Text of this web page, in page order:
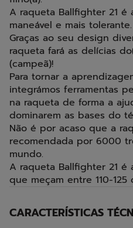
A raqueta Ballfighter 21 é
maneável e mais tolerante.
Graças ao seu design
raqueta fará as delícias
(campeã)!
Para tornar a
integrámos ferramentas
na raqueta de forma a
dominarem as bases do
Não é por acaso que a
recomendada por 6000
mundo.
A raqueta Ballfighter 21
que meçam entre 110-125
CARACTERÍSTICAS